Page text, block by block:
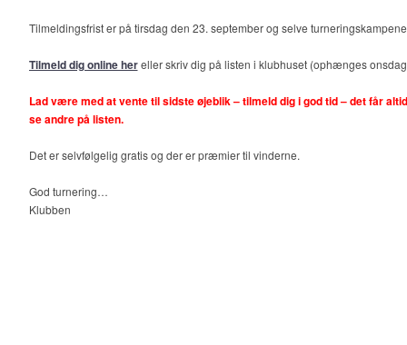
Tilmeldingsfrist er på tirsdag den 23. september og selve
Tilmeld dig online hereller skriv dig på listen i klubhuset (ophænges
Lad være med at vente til sidste øjeblik – tilmeld dig i god tid – det får
se andre på listen.
Det er selvfølgelig gratis og der er præmier til vinderne.
God turnering…
Klubben